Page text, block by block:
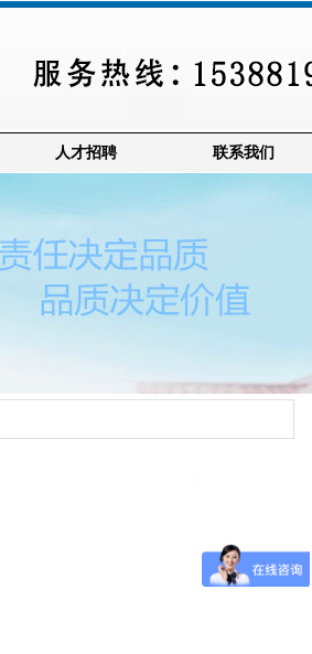
人才招聘 联系我们